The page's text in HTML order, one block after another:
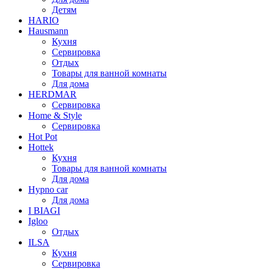
Детям
HARIO
Hausmann
Кухня
Сервировка
Отдых
Товары для ванной комнаты
Для дома
HERDMAR
Сервировка
Home & Style
Сервировка
Hot Pot
Hottek
Кухня
Товары для ванной комнаты
Для дома
Hypno car
Для дома
I BIAGI
Igloo
Отдых
ILSA
Кухня
Сервировка